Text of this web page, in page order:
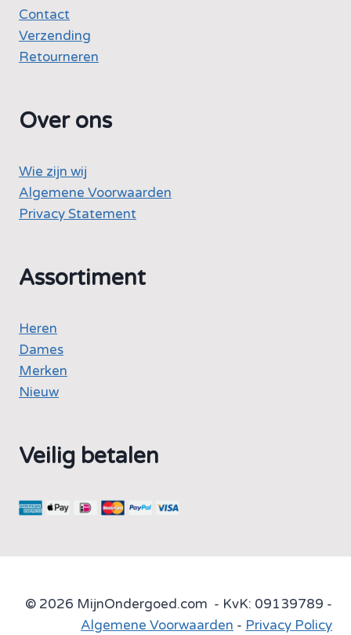
Contact
Verzending
Retourneren
Over ons
Wie zijn wij
Algemene Voorwaarden
Privacy Statement
Assortiment
Heren
Dames
Merken
Nieuw
Veilig betalen
© 2026 MijnOndergoed.com - KvK: 09139789 -
Algemene Voorwaarden - Privacy Policy